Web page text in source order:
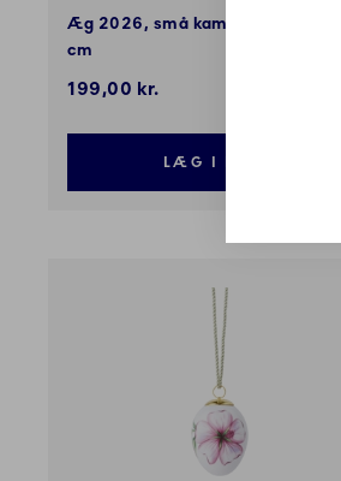
Æg 2026, små kamilleblomster, 6
cm
199,00 kr.
LÆG I KURV